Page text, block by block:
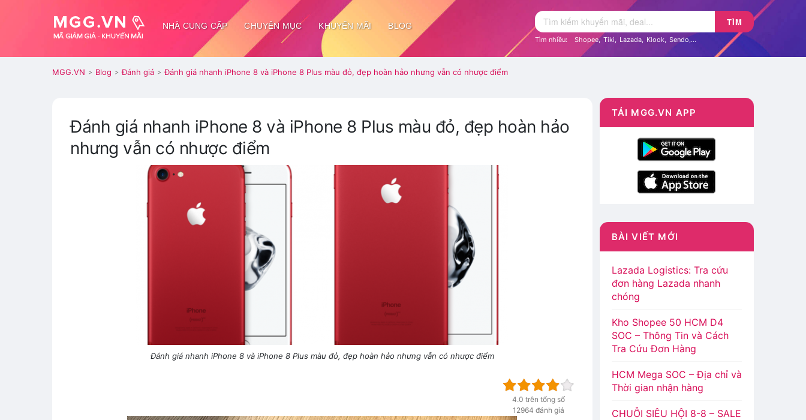
NHÀ CUNG CẤP CHUYÊN MỤC KHUYẾN MÃI BLOG TÌM
Tìm nhiều: Shopee, Tiki, Lazada, Klook, Sendo,...
MGG.VN > Blog > Đánh giá > Đánh giá nhanh iPhone 8 và iPhone 8 Plus màu đỏ, đẹp hoàn hảo nhưng vẫn có nhược điểm
Đánh giá nhanh iPhone 8 và iPhone 8 Plus màu đỏ, đẹp hoàn hảo
nhưng vẫn có nhược điểm
Đánh giá nhanh iPhone 8 và iPhone 8 Plus màu đỏ, đẹp hoàn hảo nhưng vẫn có nhược điểm
4.0 trên tổng số
12964 đánh giá
TẢI MGG.VN APP
BÀI VIẾT MỚI
Lazada Logistics: Tra cứu
đơn hàng Lazada nhanh
chóng
Kho Shopee 50 HCM D4
SOC – Thông Tin và Cách
Tra Cứu Đơn Hàng
HCM Mega SOC – Địa chỉ và
Thời gian nhận hàng
CHUỖI SIÊU HỘI 8-8 – SALE